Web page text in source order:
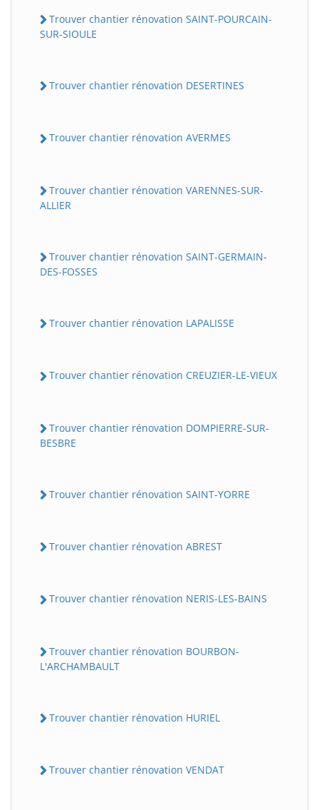
Trouver chantier rénovation SAINT-POURCAIN-
SUR-SIOULE
Trouver chantier rénovation DESERTINES
Trouver chantier rénovation AVERMES
Trouver chantier rénovation VARENNES-SUR-
ALLIER
Trouver chantier rénovation SAINT-GERMAIN-
DES-FOSSES
Trouver chantier rénovation LAPALISSE
Trouver chantier rénovation CREUZIER-LE-VIEUX
Trouver chantier rénovation DOMPIERRE-SUR-
BESBRE
Trouver chantier rénovation SAINT-YORRE
Trouver chantier rénovation ABREST
Trouver chantier rénovation NERIS-LES-BAINS
Trouver chantier rénovation BOURBON-
L'ARCHAMBAULT
Trouver chantier rénovation HURIEL
Trouver chantier rénovation VENDAT